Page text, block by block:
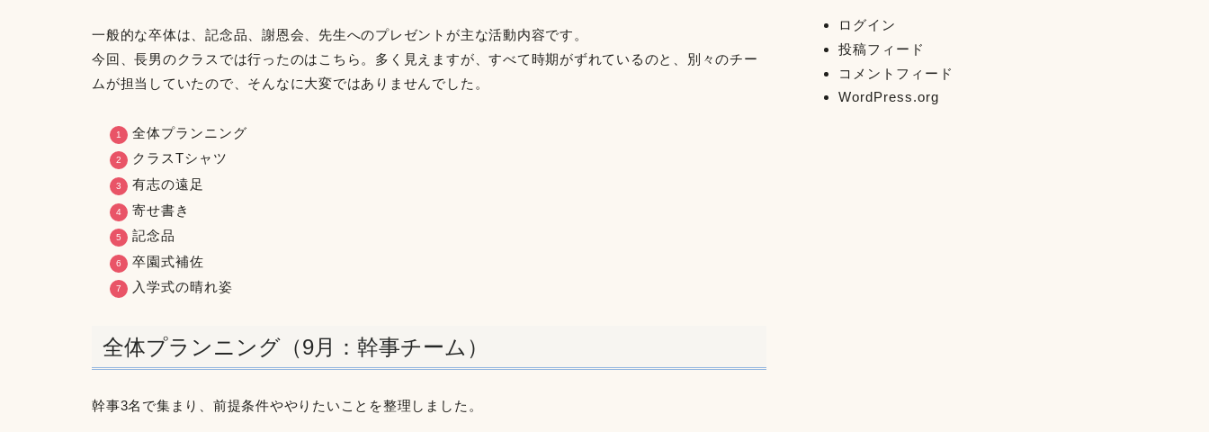
一般的な卒体は、記念品、謝恩会、先生へのプレゼントが主な活動内容です。
今回、長男のクラスでは行ったのはこちら。多く見えますが、すべて時期がずれているのと、別々のチー
ムが担当していたので、そんなに大変ではありませんでした。
全体プランニング
クラスTシャツ
有志の遠足
寄せ書き
記念品
卒園式補佐
入学式の晴れ姿
全体プランニング（9月：幹事チーム）
幹事3名で集まり、前提条件ややりたいことを整理しました。
ログイン
投稿フィード
コメントフィード
WordPress.org